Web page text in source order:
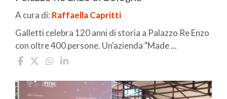
A cura di: Raffaella Capritti
Galletti celebra 120 anni di storia a Palazzo Re Enzo
con oltre 400 persone. Un'azienda "Made ...